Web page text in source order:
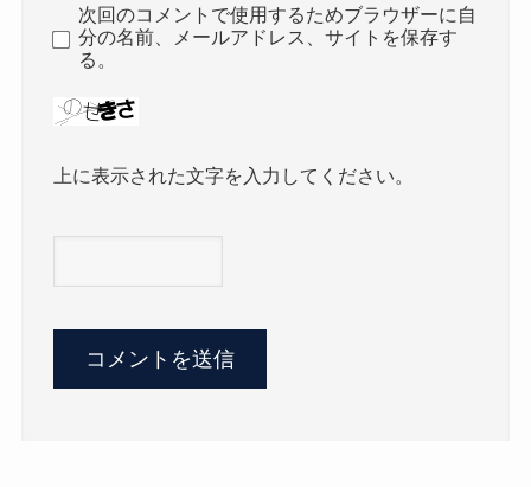
次回のコメントで使用するためブラウザーに自
分の名前、メールアドレス、サイトを保存す
る。
上に表示された文字を入力してください。